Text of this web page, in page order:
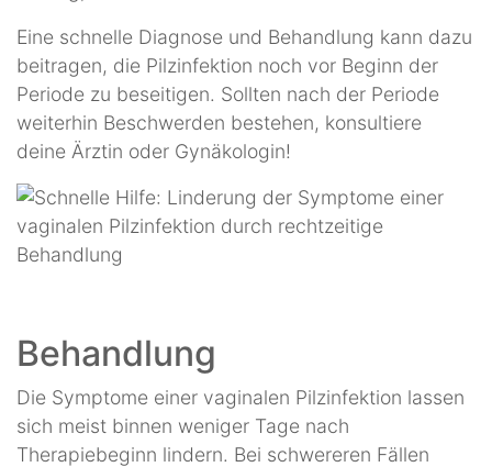
Eine schnelle Diagnose und Behandlung kann dazu
beitragen, die Pilzinfektion noch vor Beginn der
Periode zu beseitigen. Sollten nach der Periode
weiterhin Beschwerden bestehen, konsultiere
deine Ärztin oder Gynäkologin!
Behandlung
Die Symptome einer vaginalen Pilzinfektion lassen
sich meist binnen weniger Tage nach
Therapiebeginn lindern. Bei schwereren Fällen